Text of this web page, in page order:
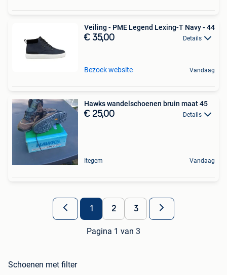
Veiling - PME Legend Lexing-T Navy - 44
€ 35,00 Details
Bezoek website Vandaag
Hawks wandelschoenen bruin maat 45
€ 25,00 Details
Itegem Vandaag
1 2 3
Pagina 1 van 3
Schoenen met filter